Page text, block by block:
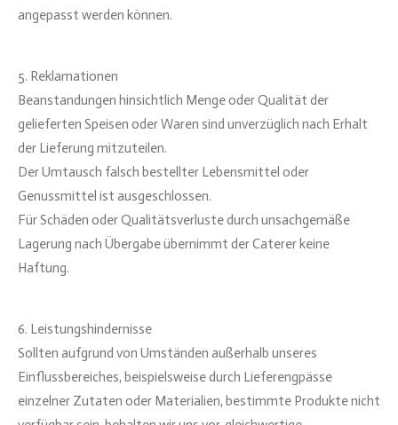
angepasst werden können.
5. Reklamationen
Beanstandungen hinsichtlich Menge oder Qualität der
gelieferten Speisen oder Waren sind unverzüglich nach Erhalt
der Lieferung mitzuteilen.
Der Umtausch falsch bestellter Lebensmittel oder
Genussmittel ist ausgeschlossen.
Für Schäden oder Qualitätsverluste durch unsachgemäße
Lagerung nach Übergabe übernimmt der Caterer keine
Haftung.
6. Leistungshindernisse
Sollten aufgrund von Umständen außerhalb unseres
Einflussbereiches, beispielsweise durch Lieferengpässe
einzelner Zutaten oder Materialien, bestimmte Produkte nicht